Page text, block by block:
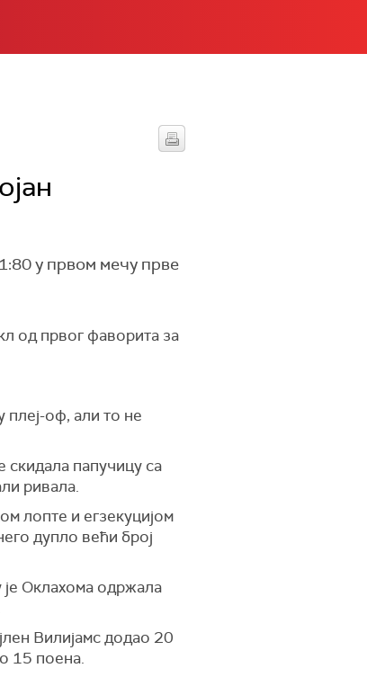
у првом мечу прве
од првог фаворита за
плеј-оф, али то не
скидала папучицу са
ривала.
лопте и егзекуцијом
дупло већи број
је Оклахома одржала
Вилијамс додао 20
15 поена.